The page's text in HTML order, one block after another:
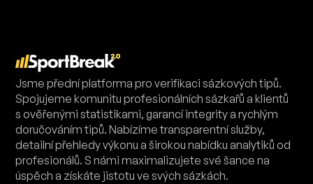
Jsme přední platforma pro verifikaci sázkových tipů.
Spojujeme komunitu profesionálních sázkařů a klientů
s ověřenými statistikami, garancí integrity a rychlým
doručováním tipů. Nabízíme transparentní služby,
detailní přehledy výkonu a širokou nabídku analytiků od
profesionálů. S námi maximalizujete své šance na
úspěch a získáte jistotu ve svých sázkách.